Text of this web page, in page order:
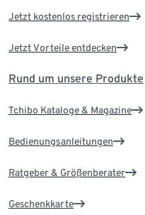
Jetzt kostenlos registrieren
Jetzt Vorteile entdecken
Rund um unsere Produkte
Tchibo Kataloge & Magazine
Bedienungsanleitungen
Ratgeber & Größenberater
Geschenkkarte